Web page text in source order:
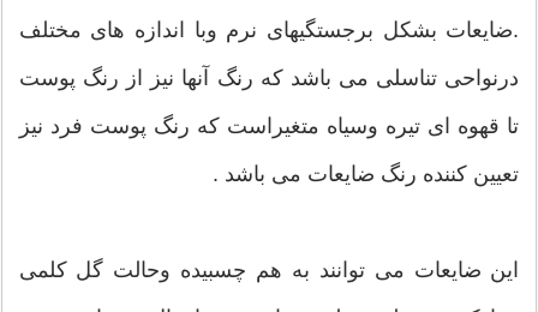
.ضایعات بشکل برجستگیهای نرم وبا اندازه های مختلف
درنواحی تناسلی می باشد که رنگ آنها نیز از رنگ پوست
تا قهوه ای تیره وسیاه متغیراست که رنگ پوست فرد نیز
تعیین کننده رنگ ضایعات می باشد .
این ضایعات می توانند به هم چسبیده وحالت گل کلمی